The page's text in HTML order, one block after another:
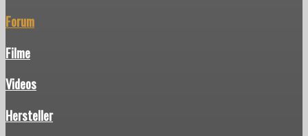
Forum
Filme
Videos
Hersteller